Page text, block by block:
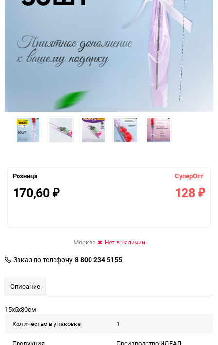
Розница
170,60 ₽
СуперОпт
128 ₽
Москва Нет в наличии
Заказ по телефону 8 800 234 5155
Описание
15х5х80см
Количество в упаковке
1
Продукция Производство ИДЕАЛ